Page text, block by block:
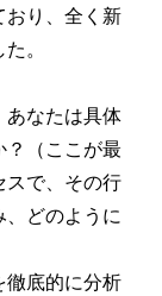
おり、全く新
。
あなたは具体
？（ここが最
スで、その行
どのように
徹底的に分析